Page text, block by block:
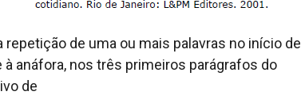
de uma ou mais palavras no início de
anáfora, nos três primeiros parágrafos do
de